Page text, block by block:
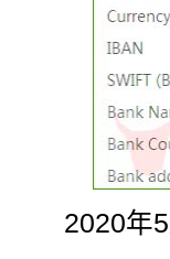
2020年